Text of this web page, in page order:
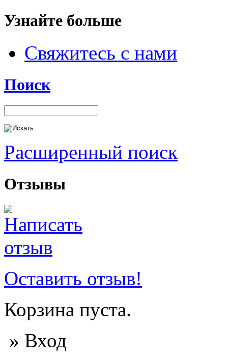
Узнайте больше
Свяжитесь с нами
Поиск
Расширенный поиск
Отзывы
Оставить отзыв!
Корзина пуста.
» Вход